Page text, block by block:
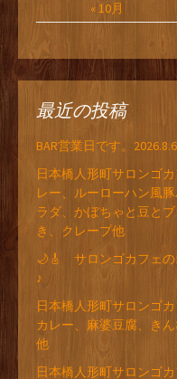
« 10月
最近の投稿
BAR営業日です。2026.8.6
日本橋人形町サロンゴ
レー、ルーローハン風
ラダ、かぼちゃと豆と
き、クレープ他
🌙🎸 サロンゴカフェ
♪
日本橋人形町サロンゴ
カレー、麻婆豆腐、き
他
日本橋人形町サロンゴ